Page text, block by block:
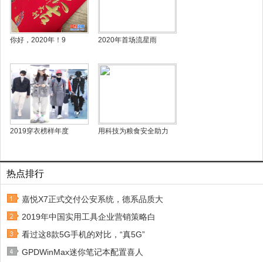
你好，2020年！9 2020年首场流星雨
2019穿衣榜样年度 用科技为粮食安全助力
热点排行
嘉悦X7正式交付公安系统，德系品质大
2019年中国实用工具企业营销策略白
看过这8款5G手机的对比，“真5G”
GPDWinMax迷你笔记本配置喜人